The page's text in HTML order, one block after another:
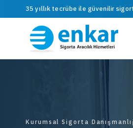
35 yıllık tecrübe ile güvenilir
Kurumsal Sigorta